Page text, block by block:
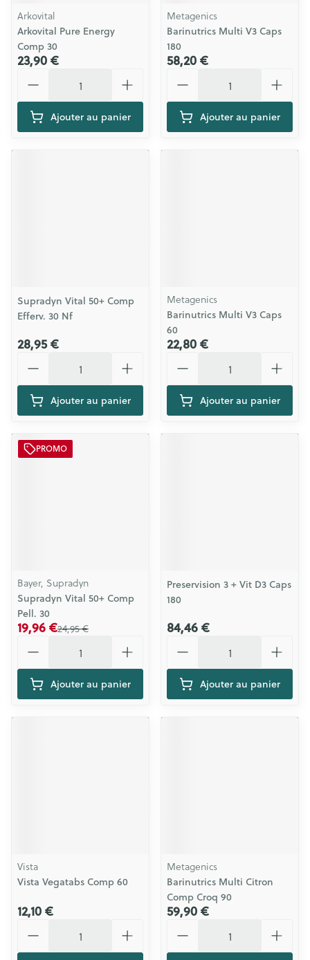
Arkovital
Arkovital Pure Energy
Comp 30
23,90 €
Ajouter au panier
Metagenics
Barinutrics Multi V3 Caps
180
58,20 €
Ajouter au panier
Supradyn Vital 50+ Comp
Efferv. 30 Nf
28,95 €
Ajouter au panier
Metagenics
Barinutrics Multi V3 Caps
60
22,80 €
Ajouter au panier
PROMO
Bayer, Supradyn
Supradyn Vital 50+ Comp
Pell. 30
24,95 €
19,96 €
Ajouter au panier
Preservision 3 + Vit D3 Caps
180
84,46 €
Ajouter au panier
Vista
Vista Vegatabs Comp 60
12,10 €
Metagenics
Barinutrics Multi Citron
Comp Croq 90
59,90 €